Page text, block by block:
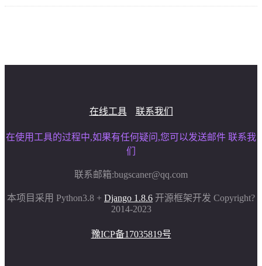
在线工具 联系我们
在使用工具的过程中,如果有任何疑问,您可以发送邮件 联系我
们
联系邮箱:bugscaner@qq.com
本项目采用 Python3.8 + Django 1.8.6 开源框架开发 Copyright?
2014-2023
豫ICP备17035819号